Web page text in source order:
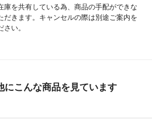
を共有している為、商品の手配ができな
だきます。キャンセルの際は別途ご案内を
い。
にこんな商品を見ています